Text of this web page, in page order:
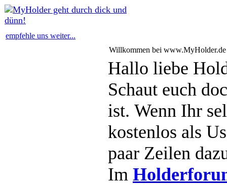
empfehle uns weiter...
Willkommen bei www.MyHolder.de
Hallo liebe
Schaut euch
ist. Wenn Ihr
kostenlos als
paar Zeilen
Im